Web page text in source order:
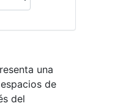
una
de
del